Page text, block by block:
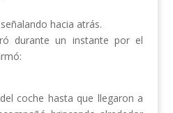
hacia atrás.
durante un instante por el
coche hasta que llegaron a